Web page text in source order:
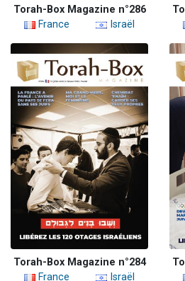
Torah-Box Magazine n°286
France
Israël
Torah-Box Magazine n°284
France
Israël